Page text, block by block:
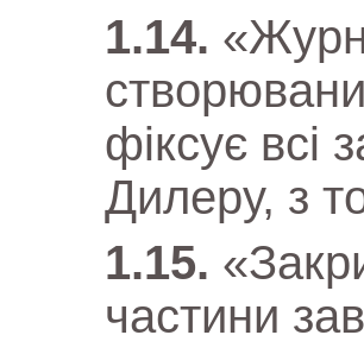
фіксує всі
Дилеру, з
частини